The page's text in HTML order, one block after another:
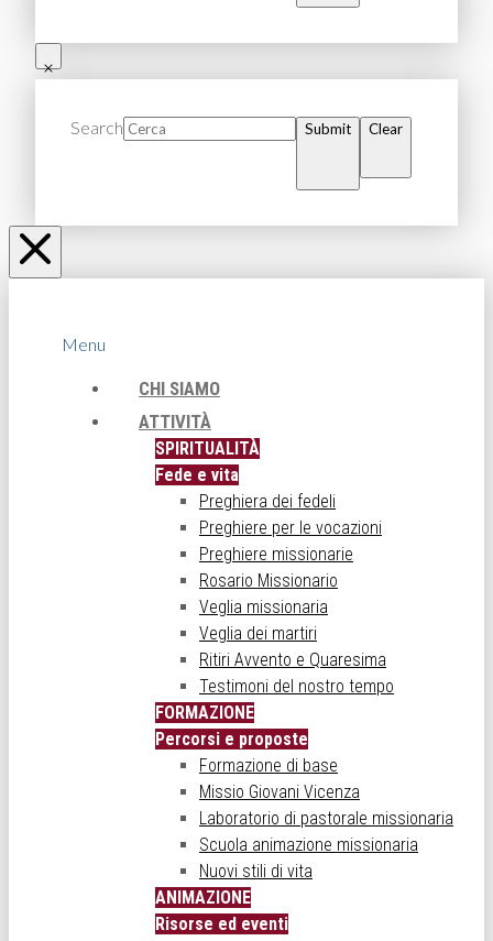
Search Submit Clear
Menu
CHI SIAMO
ATTIVITÀ
SPIRITUALITÀ
Fede e vita
Preghiera dei fedeli
Preghiere per le vocazioni
Preghiere missionarie
Rosario Missionario
Veglia missionaria
Veglia dei martiri
Ritiri Avvento e Quaresima
Testimoni del nostro tempo
FORMAZIONE
Percorsi e proposte
Formazione di base
Missio Giovani Vicenza
Laboratorio di pastorale missionaria
Scuola animazione missionaria
Nuovi stili di vita
ANIMAZIONE
Risorse ed eventi